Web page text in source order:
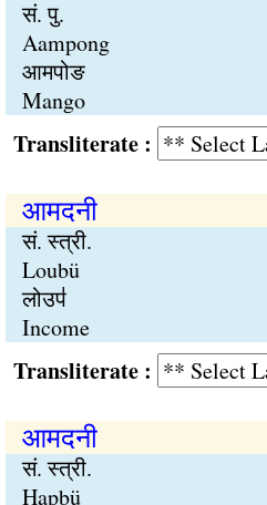
सं. पु.
Aampong
आमपोङ
Mango
:
आमदनी
सं. स्त्री.
Loubü
लोउप॑
Income
:
आमदनी
सं. स्त्री.
Hapbü